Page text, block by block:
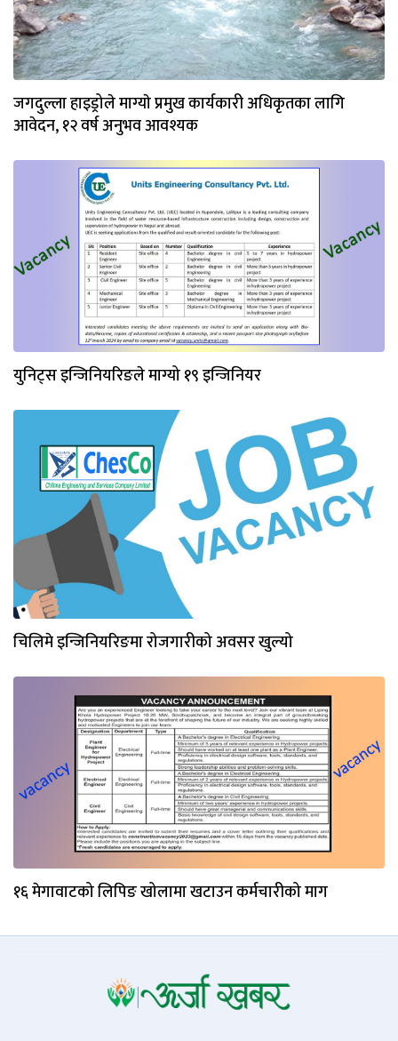
जगदुल्ला हाइड्रोले माग्याे प्रमुख कार्यकारी अधिकृतका लागि
आवेदन, १२ वर्ष अनुभव आवश्यक
युनिट्स इन्जिनियरिङले माग्यो १९ इन्जिनियर
चिलिमे इन्जिनियरिङमा रोजगारीको अवसर खुल्यो
१६ मेगावाटको लिपिङ खोलामा खटाउन कर्मचारीको माग